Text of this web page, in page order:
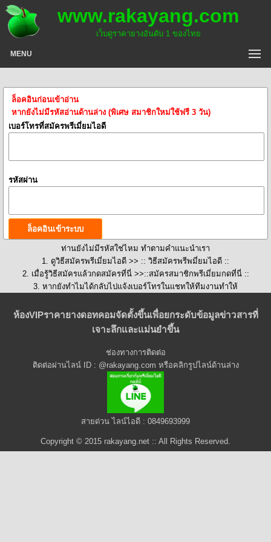
www.rakayang.com
เว็บดูราคายางอันดับ 1 ของไทย
MENU
ล็อคอินก่อนเข้าอ่าน
หากยังไม่มีรหัสอ่านด้านล่าง (พิเศษ สมาชิกใหม่ใช้ฟรี 3 วัน)
เบอร์โทรที่สมัครพรีเมี่ยมไอดี
รหัสผ่าน
ท่านยังไม่มีรหัสใช่ไหม ทำตามคำแนะนำเรา
1. ดูวิธีสมัครพรีเมี่ยมไอดี >> :: วิธีสมัครพรีพมี่ยมไอดี ::
2. เมื่อรู้วิธีสมัครแล้วกดสมัครที่นี่ >>::สมัครสมาชิกพรีเมี่ยมกดที่นี่ ::
3. หากยังทำไมได้กลับไปแจ้งเบอร์โทรในแชทให้ทีมงานทำให้
ห้องVIPราคายางดอทคอมจัดตั้งขึ้นเพื่อยกระดับข้อมูลข่าวสารที่
เจาะลึกและแม่นยำขึ้น
ช่องทางการติดต่อ
ติดต่อผ่านไลน์ ID : @rakayang.com หรือคลิกรูปไลน์ด้านล่าง
สายด่วน ไลน์ไอดี : 0849693999
Copyright © 2015 rakayang.net :: All Rights Reserved.